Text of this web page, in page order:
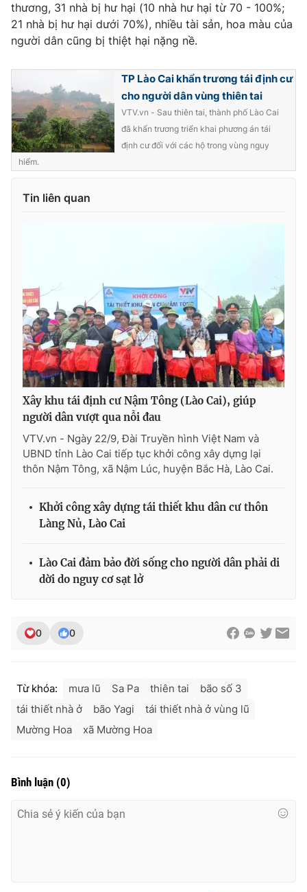
thương, 31 nhà bị hư hại (10 nhà hư hại từ 70 - 100%;
21 nhà bị hư hại dưới 70%), nhiều tài sản, hoa màu của
người dân cũng bị thiệt hại nặng nề.
TP Lào Cai khẩn trương tái định cư
cho người dân vùng thiên tai
VTV.vn - Sau thiên tai, thành phố Lào Cai
đã khẩn trương triển khai phương án tái
định cư đối với các hộ trong vùng nguy
hiểm.
Tin liên quan
Xây khu tái định cư Nậm Tông (Lào Cai), giúp
người dân vượt qua nỗi đau
VTV.vn - Ngày 22/9, Đài Truyền hình Việt Nam và
UBND tỉnh Lào Cai tiếp tục khởi công xây dựng lại
thôn Nậm Tông, xã Nậm Lúc, huyện Bắc Hà, Lào Cai.
Khởi công xây dựng tái thiết khu dân cư thôn
Làng Nủ, Lào Cai
Lào Cai đảm bảo đời sống cho người dân phải di
dời do nguy cơ sạt lở
0 0
Từ khóa: mưa lũ Sa Pa thiên tai
bão số 3
tái thiết nhà ở
bão Yagi
tái thiết nhà ở vùng lũ
Mường Hoa
xã Mường Hoa
Bình luận (0)